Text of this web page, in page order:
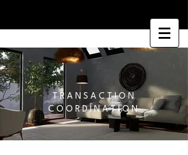
T R A N S A C T I O N
C O O R D I N A T I O N